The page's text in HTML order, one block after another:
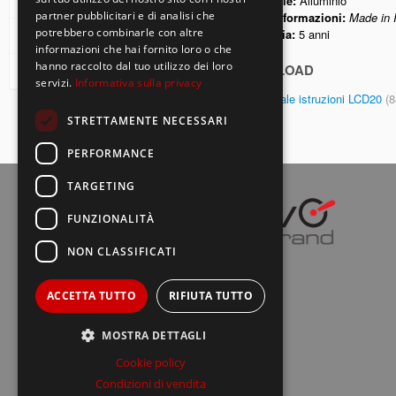
Modalità di pagamento
Modalità di consegna
Altre informazioni: Made in
Garanzia: 5 anni
DOWNLOAD
Manuale istruzioni LCD20
partner pubblicitari e di analisi che
potrebbero combinarle con altre
informazioni che hai fornito loro o che
hanno raccolto dal tuo utilizzo dei loro
servizi. Informativa sulla privacy
STRETTAMENTE NECESSARI
PERFORMANCE
TARGETING
FUNZIONALITÀ
NON CLASSIFICATI
ACCETTA TUTTO RIFIUTA TUTTO
MOSTRA DETTAGLI
Cookie policy
Condizioni di vendita